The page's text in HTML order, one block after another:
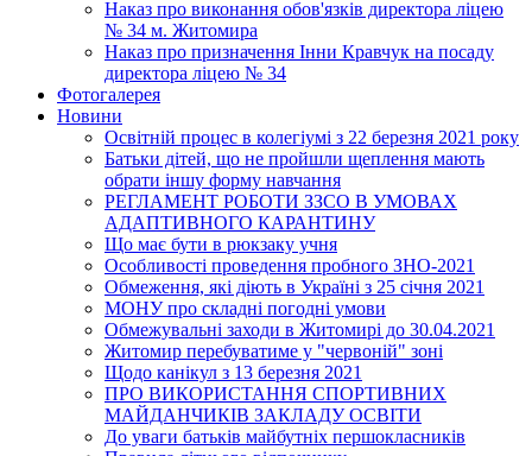
Наказ про виконання обов'язків директора ліцею
№ 34 м. Житомира
Наказ про призначення Інни Кравчук на посаду
директора ліцею № 34
Фотогалерея
Новини
Освітній процес в колегіумі з 22 березня 2021 року
Батьки дітей, що не пройшли щеплення мають
обрати іншу форму навчання
РЕГЛАМЕНТ РОБОТИ ЗЗСО В УМОВАХ
АДАПТИВНОГО КАРАНТИНУ
Що має бути в рюкзаку учня
Особливості проведення пробного ЗНО-2021
Обмеження, які діють в Україні з 25 січня 2021
МОНУ про складні погодні умови
Обмежувальні заходи в Житомирі до 30.04.2021
Житомир перебуватиме у "червоній" зоні
Щодо канікул з 13 березня 2021
ПРО ВИКОРИСТАННЯ СПОРТИВНИХ
МАЙДАНЧИКІВ ЗАКЛАДУ ОСВІТИ
До уваги батьків майбутніх першокласників